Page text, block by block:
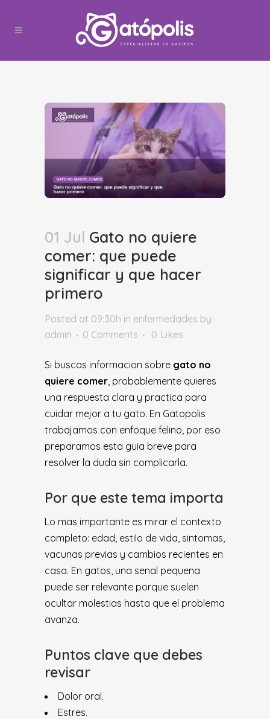
01 Jul Gato no quiere
comer: que puede
significar y que hacer
primero
Posted at 09:30h in enfermedades by
admin
0 Comments 0 Likes
Si buscas informacion sobre gato no
quiere comer , probablemente quieres
una respuesta clara y practica para
cuidar mejor a tu gato. En Gatopolis
trabajamos con enfoque felino, por eso
preparamos esta guia breve para
resolver la duda sin complicarla.
Por que este tema importa
Lo mas importante es mirar el contexto
completo: edad, estilo de vida, sintomas,
vacunas previas y cambios recientes en
casa. En gatos, una senal pequena
puede ser relevante porque suelen
ocultar molestias hasta que el problema
avanza.
Puntos clave que debes
revisar
Dolor oral.
Estres.